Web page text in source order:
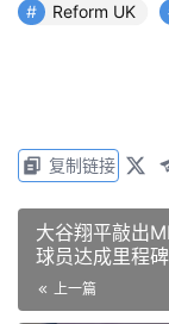
Reform UK
复制链接
大谷翔平敲出
球员达成里程碑
上一篇